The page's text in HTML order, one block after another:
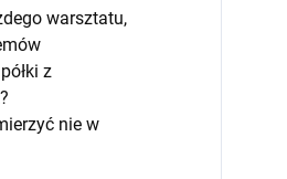
warsztatu,
z
nie w